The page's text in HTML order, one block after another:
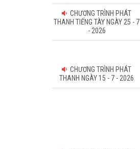
CHƯƠNG TRÌNH PHÁT
THANH TIẾNG TÀY NGÀY 25 - 7
- 2026
CHƯƠNG TRÌNH PHÁT
THANH NGÀY 15 - 7 - 2026